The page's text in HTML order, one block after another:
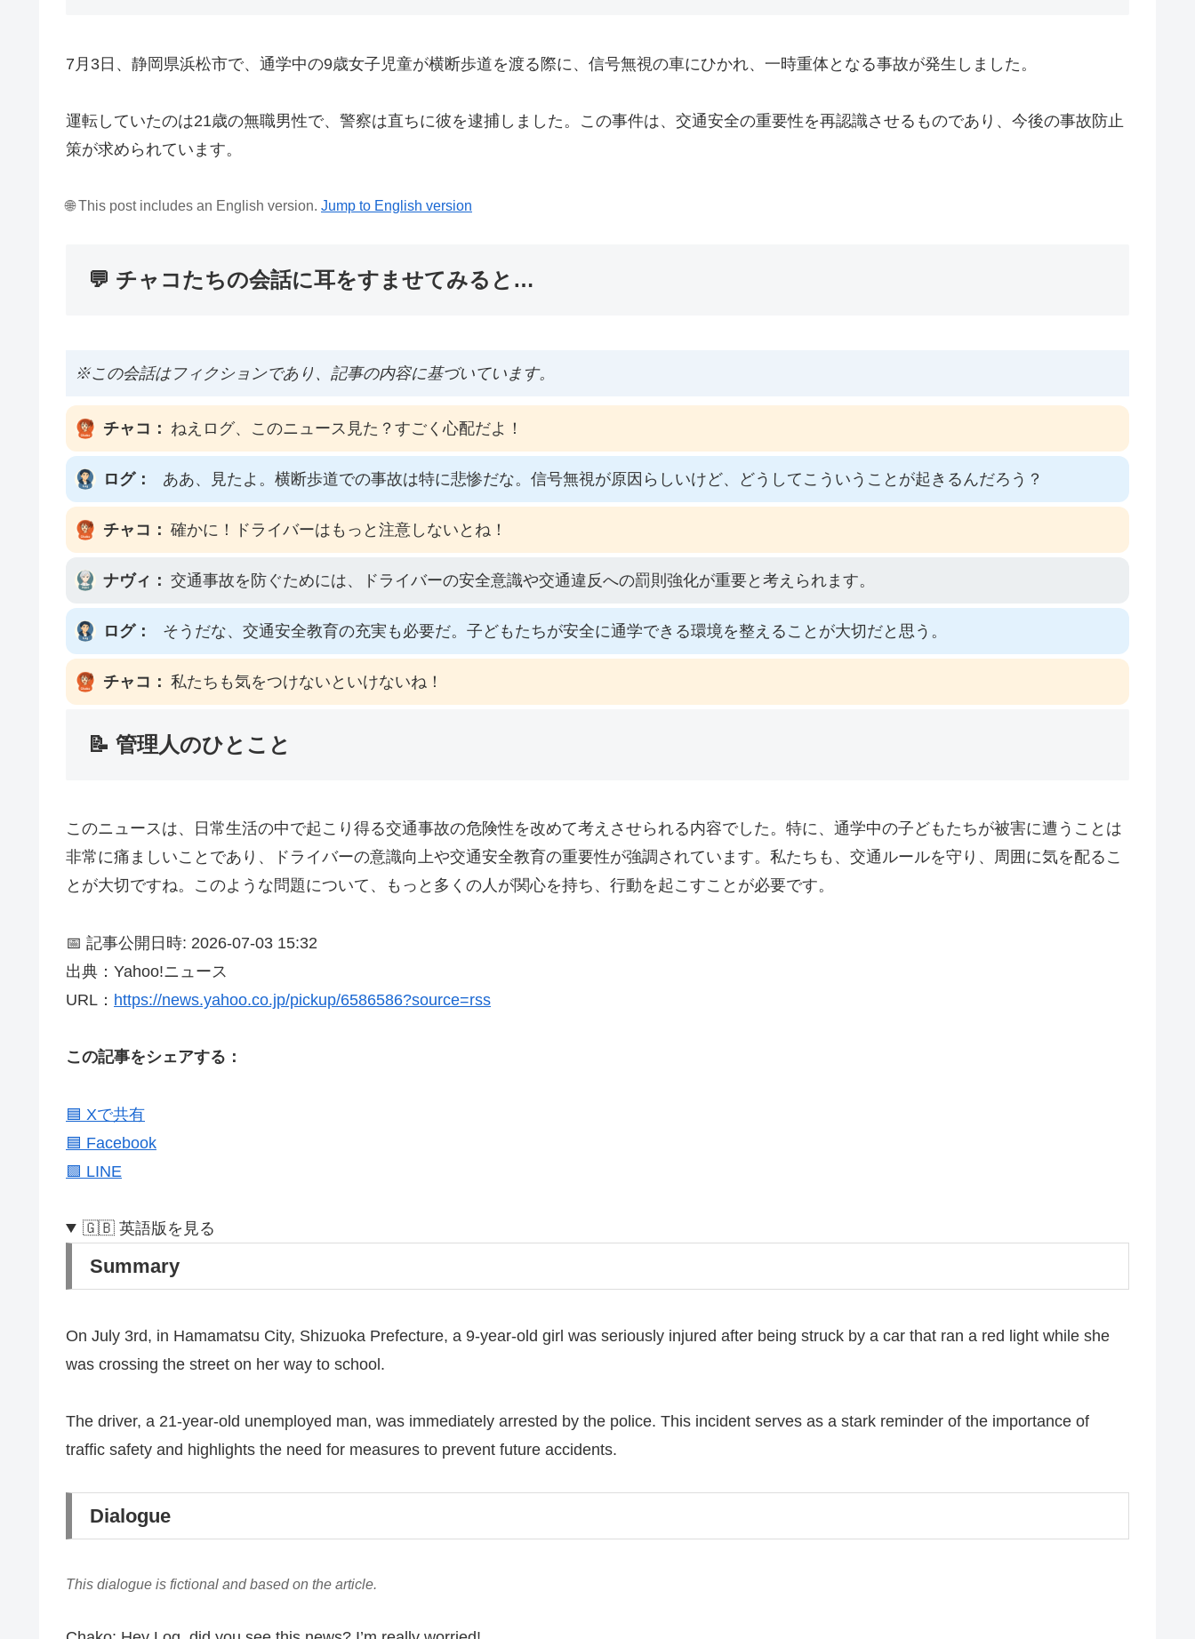
7月3日、静岡県浜松市で、通学中の9歳女子児童が横断歩道を渡る際に、信号無視の車にひかれ、一時重体となる事故が発生しました。
運転していたのは21歳の無職男性で、警察は直ちに彼を逮捕しました。この事件は、交通安全の重要性を再認識させるものであり、今後の事故防止
策が求められています。
🌐 This post includes an English version. Jump to English version
💬 チャコたちの会話に耳をすませてみると…
※この会話はフィクションであり、記事の内容に基づいています。
チャコ： ねえログ、このニュース見た？すごく心配だよ！
ログ： ああ、見たよ。横断歩道での事故は特に悲惨だな。信号無視が原因らしいけど、どうしてこういうことが起きるんだろう？
チャコ： 確かに！ドライバーはもっと注意しないとね！
ナヴィ： 交通事故を防ぐためには、ドライバーの安全意識や交通違反への罰則強化が重要と考えられます。
ログ： そうだな、交通安全教育の充実も必要だ。子どもたちが安全に通学できる環境を整えることが大切だと思う。
チャコ： 私たちも気をつけないといけないね！
📝 管理人のひとこと
このニュースは、日常生活の中で起こり得る交通事故の危険性を改めて考えさせられる内容でした。特に、通学中の子どもたちが被害に遭うことは
非常に痛ましいことであり、ドライバーの意識向上や交通安全教育の重要性が強調されています。私たちも、交通ルールを守り、周囲に気を配るこ
とが大切ですね。このような問題について、もっと多くの人が関心を持ち、行動を起こすことが必要です。
📅 記事公開日時: 2026-07-03 15:32
出典：Yahoo!ニュース
URL： https://news.yahoo.co.jp/pickup/6586586?source=rss
この記事をシェアする：
🟦 Xで共有
🟦 Facebook
🟩 LINE
🇬🇧 英語版を見る
Summary
On July 3rd, in Hamamatsu City, Shizuoka Prefecture, a 9-year-old girl was seriously injured after being struck by a car that ran a red light while she
was crossing the street on her way to school.
The driver, a 21-year-old unemployed man, was immediately arrested by the police. This incident serves as a stark reminder of the importance of
traffic safety and highlights the need for measures to prevent future accidents.
Dialogue
This dialogue is fictional and based on the article.